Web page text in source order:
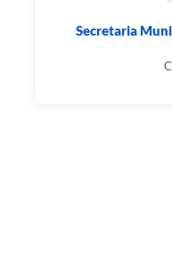
Secretaria